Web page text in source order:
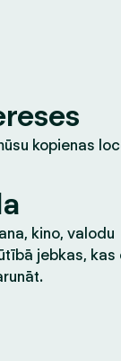
kopienas
kino, valodu
jebkas, kas